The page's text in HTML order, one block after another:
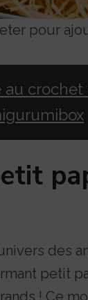
pour
au crochet
des
petit
! Ce